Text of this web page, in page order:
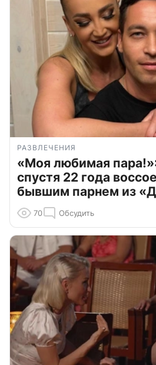
РАЗВЛЕЧЕНИЯ
«Моя любимая
спустя 22 года
бывшим парнем из
70 Обсудить